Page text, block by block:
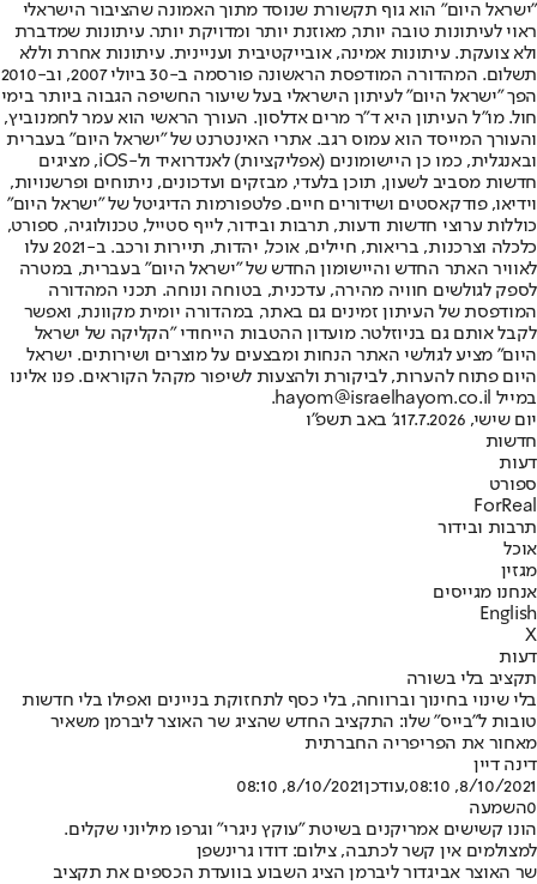
"ישראל היום" הוא גוף תקשורת שנוסד מתוך האמונה שהציבור הישראלי
ראוי לעיתונות טובה יותר, מאוזנת יותר ומדויקת יותר. עיתונות שמדברת
ולא צועקת. עיתונות אמינה, אובייקטיבית ועניינית. עיתונות אחרת וללא
תשלום. המהדורה המודפסת הראשונה פורסמה ב-30 ביולי 2007, וב-2010
הפך "ישראל היום" לעיתון הישראלי בעל שיעור החשיפה הגבוה ביותר בימי
חול. מו"ל העיתון היא ד"ר מרים אדלסון. העורך הראשי הוא עמר לחמנוביץ,
והעורך המייסד הוא עמוס רגב. אתרי האינטרנט של "ישראל היום" בעברית
ובאנגלית, כמו כן היישומונים (אפליקציות) לאנדרואיד ול-iOS, מציגים
חדשות מסביב לשעון, תוכן בלעדי, מבזקים ועדכונים, ניתוחים ופרשנויות,
וידיאו, פודקאסטים ושידורים חיים. פלטפורמות הדיגיטל של "ישראל היום"
כוללות ערוצי חדשות ודעות, תרבות ובידור, לייף סטייל, טכנולוגיה, ספורט,
כלכלה וצרכנות, בריאות, חיילים, אוכל, יהדות, תיירות ורכב. ב-2021 עלו
לאוויר האתר החדש והיישומון החדש של "ישראל היום" בעברית, במטרה
לספק לגולשים חוויה מהירה, עדכנית, בטוחה ונוחה. תכני המהדורה
המודפסת של העיתון זמינים גם באתר, במהדורה יומית מקוונת, ואפשר
לקבל אותם גם בניוזלטר. מועדון ההטבות הייחודי "הקליקה של ישראל
היום" מציע לגולשי האתר הנחות ומבצעים על מוצרים ושירותים. ישראל
היום פתוח להערות, לביקורת ולהצעות לשיפור מקהל הקוראים. פנו אלינו
במייל hayom@israelhayom.co.il.
יום שישי, 17.7.2026
ג' באב תשפ"ו
חדשות
דעות
ספורט
ForReal
תרבות ובידור
אוכל
מגזין
אנחנו מגייסים
English
X
דעות
תקציב בלי בשורה
בלי שינוי בחינוך וברווחה, בלי כסף לתחזוקת בניינים ואפילו בלי חדשות
טובות ל"בייס" שלו: התקציב החדש שהציג שר האוצר ליברמן משאיר
מאחור את הפריפריה החברתית
דינה דיין
8/10/2021, 08:10
,עודכן8/10/2021, 08:10
0השמעה
הונו קשישים אמריקנים בשיטת "עוקץ ניגרי" וגרפו מיליוני שקלים.
למצולמים אין קשר לכתבה, צילום: דודו גרינשפן
שר האוצר אביגדור ליברמן הציג השבוע בוועדת הכספים את תקציב